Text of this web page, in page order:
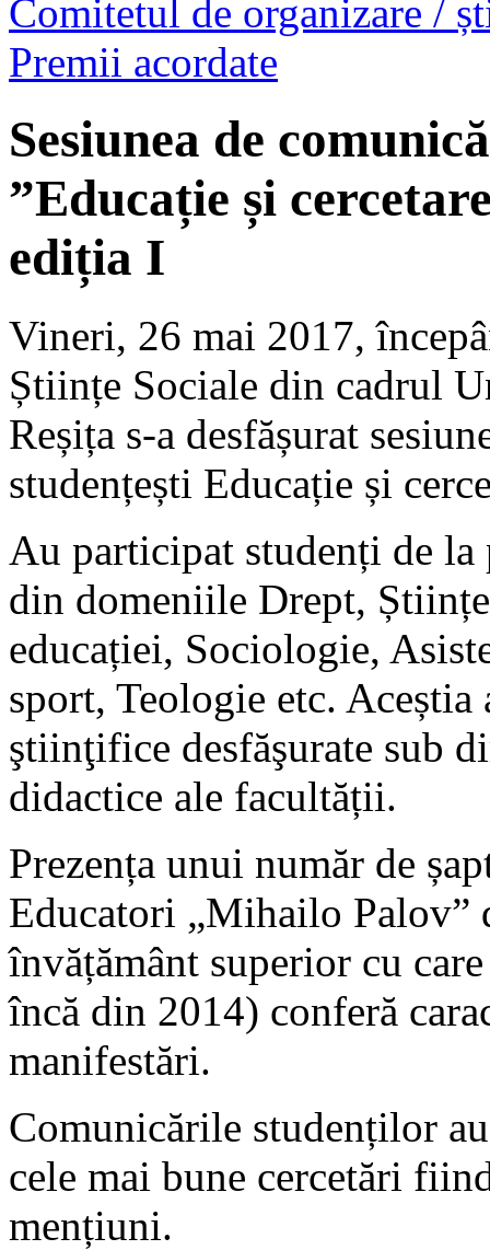
Comitetul de organizare /
Premii acordate
Sesiunea de
”Educație și
ediția I
Vineri, 26 mai 2017,
Științe Sociale din cadrul
Reșița s-a desfășurat
studențești Educație și
Au participat studenți de
din domeniile Drept,
educației, Sociologie,
sport, Teologie etc.
ştiinţifice desfăşurate sub
didactice ale facultății.
Prezența unui număr de
Educatori „Mihailo Palov”
învățământ superior cu
încă din 2014) conferă
manifestări.
Comunicările studenților
cele mai bune cercetări
mențiuni.